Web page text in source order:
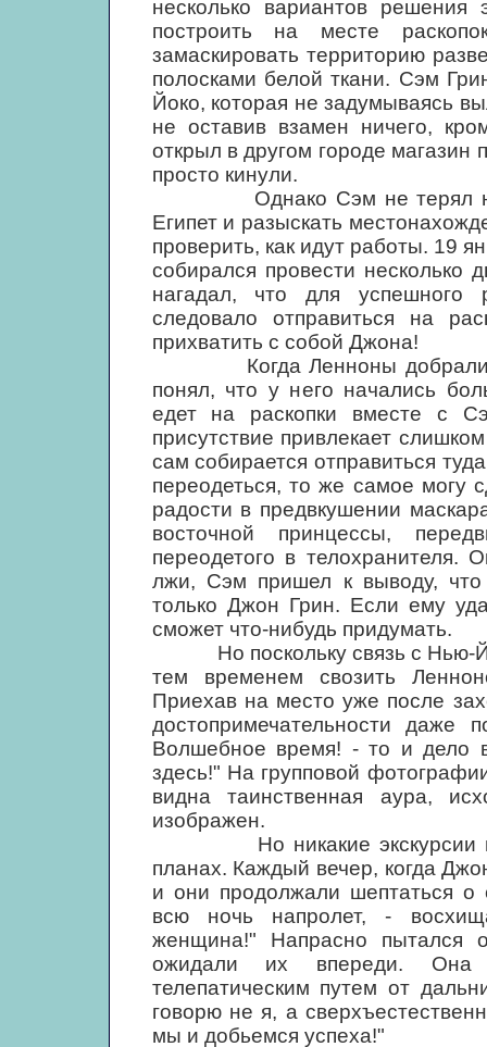
несколько вариантов
построить на месте
замаскировать территорию
полосками белой ткани. Сэм
Йоко, которая не задумываясь
не оставив взамен ничего,
открыл в другом городе магазин
просто кинули.
Однако Сэм не терял
Египет и разыскать
проверить, как идут работы. 19
собирался провести
нагадал, что для успешного
следовало отправиться на
прихватить с собой Джона!
Когда Ленноны добрались
понял, что у него начались
едет на раскопки вместе с
присутствие привлекает
сам собирается отправиться
переодеться, то же самое могу
радости в предвкушении
восточной принцессы,
переодетого в телохранителя.
лжи, Сэм пришел к выводу,
только Джон Грин. Если ему
сможет что-нибудь придумать.
Но поскольку связь с Нью-
тем временем свозить
Приехав на место уже после
достопримечательности даже
Волшебное время! - то и дело
здесь!" На групповой
видна таинственная аура,
изображен.
Но никакие экскурсии не
планах. Каждый вечер, когда
и они продолжали шептаться о
всю ночь напролет, -
женщина!" Напрасно пытался
ожидали их впереди. Она
телепатическим путем от
говорю не я, а
мы и добьемся успеха!"